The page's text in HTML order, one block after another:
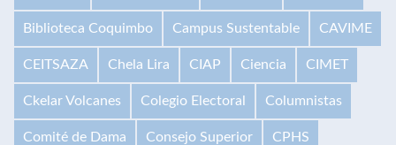
Biblioteca Coquimbo Campus Sustentable CAVIME
CEITSAZA Chela Lira CIAP Ciencia CIMET
Ckelar Volcanes Colegio Electoral Columnistas
Comité de Dama Consejo Superior CPHS